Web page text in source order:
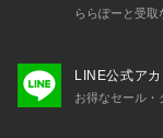
ららぽーと受取
LINE公式アカ
お得なセール・